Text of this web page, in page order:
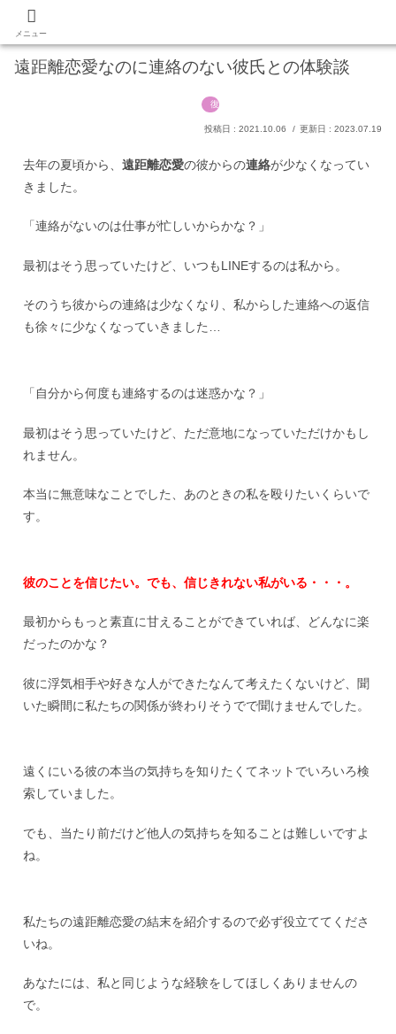
PR
遠距離恋愛なのに連絡のない彼氏との体験談
復縁
2021.10.06 2023.07.19
去年の夏頃から、 遠距離恋愛の彼からの連絡が少なくなってい
きました。
「連絡がないのは仕事が忙しいからかな？」
最初はそう思っていたけど、いつもLINEするのは私から。
そのうち彼からの連絡は少なくなり、私からした連絡への返信
も徐々に少なくなっていきました…
「自分から何度も連絡するのは迷惑かな？」
最初はそう思っていたけど、ただ意地になっていただけかもし
れません。
本当に無意味なことでした、あのときの私を殴りたいくらいで
す。
彼のことを信じたい。 でも、信じきれない私がいる・・・。
最初からもっと素直に甘えることができていれば、どんなに楽
だったのかな？
彼に浮気相手や好きな人ができたなんて考えたくないけど、聞
いた瞬間に私たちの関係が終わりそうでで聞けませんでした。
遠くにいる彼の本当の気持ちを知りたくてネットでいろいろ検
索していました。
でも、当たり前だけど他人の気持ちを知ることは難しいですよ
ね。
私たちの遠距離恋愛の結末を紹介するので必ず役立ててくださ
いね。
あなたには、私と同じような経験をしてほしくありませんの
で。
メニュー